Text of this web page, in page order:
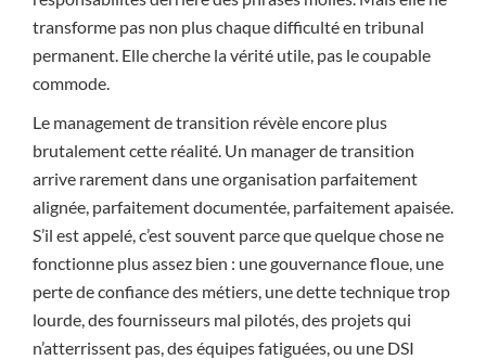
transforme pas non plus chaque difficulté en tribunal
permanent. Elle cherche la vérité utile, pas le coupable
commode.
Le management de transition révèle encore plus
brutalement cette réalité. Un manager de transition
arrive rarement dans une organisation parfaitement
alignée, parfaitement documentée, parfaitement apaisée.
S’il est appelé, c’est souvent parce que quelque chose ne
fonctionne plus assez bien : une gouvernance floue, une
perte de confiance des métiers, une dette technique trop
lourde, des fournisseurs mal pilotés, des projets qui
n’atterrissent pas, des équipes fatiguées, ou une DSI